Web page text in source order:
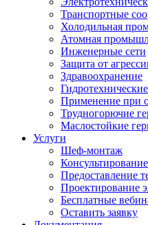
Транспортные
Холодильная
Атомная
Инженерные сети
Защита от
Здравоохранение
Применение при
Трудногорючие
Маслостойкие
Услуги
Шеф-монтаж
Предоставление
Проектирование
Бесплатные
Оставить заявку